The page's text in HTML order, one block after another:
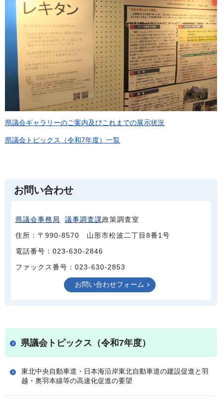
県議会ギャラリーのご案内及びこれまでの展示状況
県議会トピックス（令和7年度）一覧
お問い合わせ
県議会事務局 議事調査課政策調査室
住所：〒990-8570 山形市松波二丁目8番1号
電話番号：023-630-2846
ファックス番号：023-630-2853
県議会トピックス（令和7年度）
東北中央自動車道・日本海沿岸東北自動車道の建設促進と羽
越・奥羽本線等の高速化促進の要望